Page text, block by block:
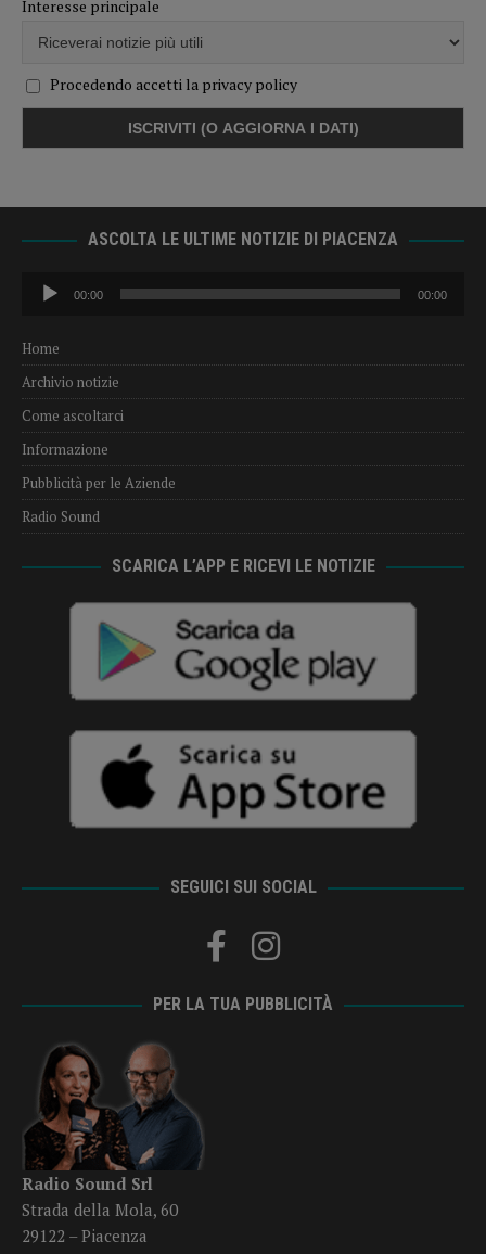
Interesse principale
Procedendo accetti la privacy policy
ASCOLTA LE ULTIME NOTIZIE DI PIACENZA
Audio
Player
00:00 00:00
Home
Archivio notizie
Come ascoltarci
Informazione
Pubblicità per le Aziende
Radio Sound
SCARICA L’APP E RICEVI LE NOTIZIE
SEGUICI SUI SOCIAL
PER LA TUA PUBBLICITÀ
Radio Sound Srl
Strada della Mola, 60
29122 – Piacenza